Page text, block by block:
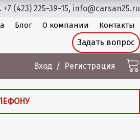
+7 (423) 225-39-15, info@carsan25.ru
Блог О компании Контакты
Задать вопрос
Вход Регистрация